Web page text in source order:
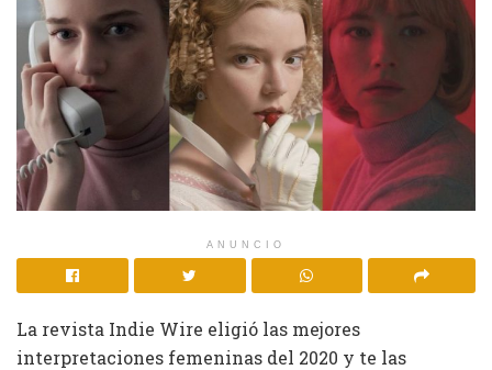
ANUNCIO
La revista Indie Wire eligió las mejores
interpretaciones femeninas del 2020 y te las